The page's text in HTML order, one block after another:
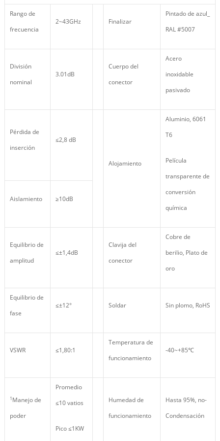
Rango de
frecuencia
2~43GHz Finalizar
Pintado de azul_
RAL #5007
División
nominal
3.01dB
Cuerpo del
conector
Acero
inoxidable
pasivado
Pérdida de
inserción
≤2,8 dB
Alojamiento
Aluminio, 6061
T6
Película
transparente de
conversión
química
Aislamiento ≥10dB
Equilibrio de
amplitud
≤±1,4dB
Clavija del
conector
Cobre de
berilio, Plato de
oro
Equilibrio de
fase
≤±12° Soldar Sin plomo, RoHS
VSWR ≤1,80:1
Temperatura de
funcionamiento
-40~+85℃
1 Manejo de
poder
Promedio
≤10 vatios
Pico ≤1KW
Humedad de
funcionamiento
Hasta 95%, no-
Condensación